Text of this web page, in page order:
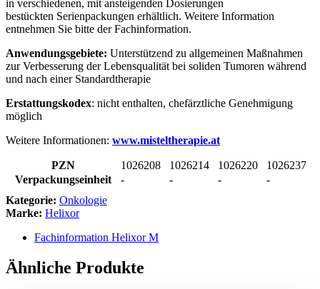
in verschiedenen, mit ansteigenden Dosierungen
bestückten Serienpackungen erhältlich. Weitere Information
entnehmen Sie bitte der Fachinformation.
Anwendungsgebiete: Unterstützend zu allgemeinen Maßnahmen
zur Verbesserung der Lebensqualität bei soliden Tumoren während
und nach einer Standardtherapie
Erstattungskodex: nicht enthalten, chefärztliche Genehmigung
möglich
Weitere Informationen: www.misteltherapie.at
PZN 1026208 1026214 1026220
1026237
Verpackungseinheit
- - -
-
Kategorie: Onkologie
Marke: Helixor
Fachinformation Helixor M
Ähnliche Produkte